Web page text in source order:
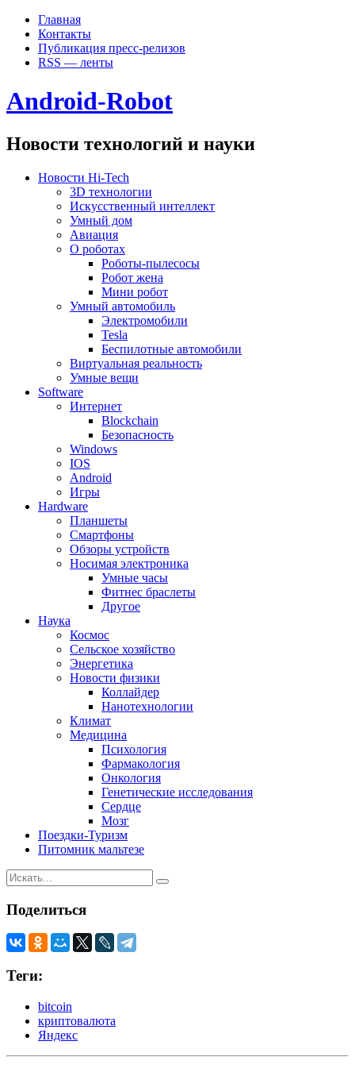
Главная
Контакты
Публикация пресс-релизов
RSS — ленты
Android-Robot
Новости технологий и науки
Новости Hi-Tech
3D технологии
Искусственный интеллект
Умный дом
Авиация
О роботах
Роботы-пылесосы
Робот жена
Мини робот
Умный автомобиль
Электромобили
Tesla
Беспилотные автомобили
Виртуальная реальность
Умные вещи
Software
Интернет
Blockchain
Безопасность
Windows
IOS
Android
Игры
Hardware
Планшеты
Смартфоны
Обзоры устройств
Носимая электроника
Умные часы
Фитнес браслеты
Другое
Наука
Космос
Сельское хозяйство
Энергетика
Новости физики
Коллайдер
Нанотехнологии
Климат
Медицина
Психология
Фармакология
Онкология
Генетические исследования
Сердце
Мозг
Поездки-Туризм
Питомник мальтезе
Поделиться
Теги:
bitcoin
криптовалюта
Яндекс